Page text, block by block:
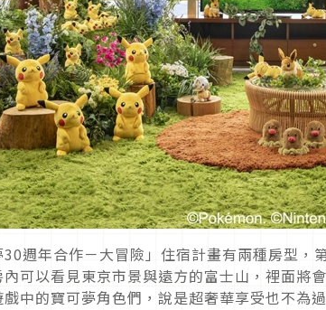
30週年合作－大冒險」住宿計畫有兩種房型
內可以看見東京市景與遠方的富士山，裡面將
中的寶可夢角色們，說是超奢華享受也不為過